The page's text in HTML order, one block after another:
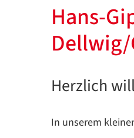
Hans-
Herzlich
In unserem